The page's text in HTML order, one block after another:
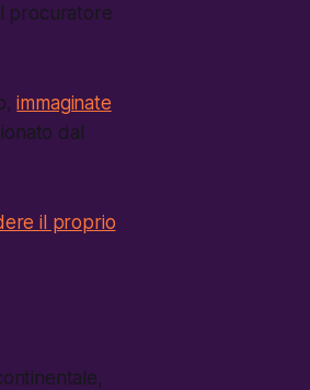
procuratore
immaginate
dal
il proprio